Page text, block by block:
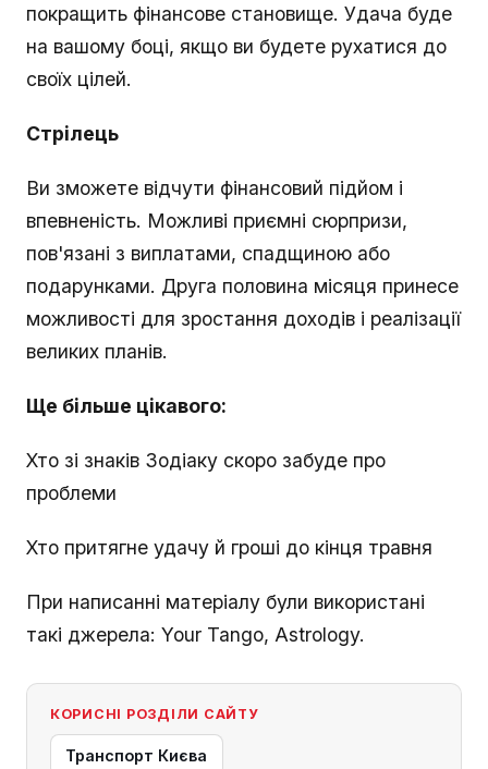
покращить фінансове становище. Удача буде
на вашому боці, якщо ви будете рухатися до
своїх цілей.
Стрілець
Ви зможете відчути фінансовий підйом і
впевненість. Можливі приємні сюрпризи,
пов'язані з виплатами, спадщиною або
подарунками. Друга половина місяця принесе
можливості для зростання доходів і реалізації
великих планів.
Ще більше цікавого:
Хто зі знаків Зодіаку скоро забуде про
проблеми
Хто притягне удачу й гроші до кінця травня
При написанні матеріалу були використані
такі джерела: Your Tango, Astrology.
КОРИСНІ РОЗДІЛИ САЙТУ
Транспорт Києва